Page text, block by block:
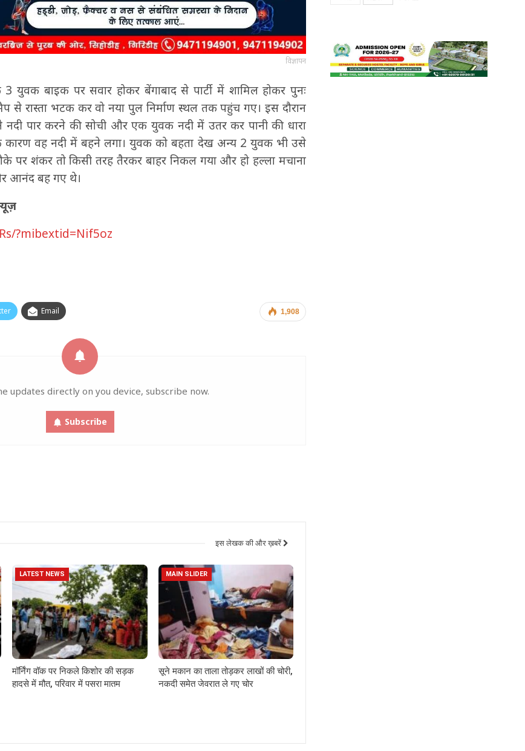
विज्ञापन
युवक बाइक पर सवार होकर बेंगाबाद से पार्टी में शामिल होकर पुनः
मैप से रास्ता भटक कर वो नया पुल निर्माण स्थल तक पहुंच गए। इस दौरान
नदी पार करने की सोची और एक युवक नदी में उतर कर पानी की धारा
कारण वह नदी में बहने लगा। युवक को बहता देख अन्य 2 युवक भी उसे
पर शंकर तो किसी तरह तैरकर बाहर निकल गया और हो हल्ला मचाना
आनंद बह गए थे।
?mibextid=Nif5oz
1,908
Email
updates directly on you device, subscribe now.
Subscribe
इस लेखक की और ख़बरें
LATEST NEWS
मॉर्निंग वॉक पर निकले किशोर की सड़क
हादसे में मौत, परिवार में पसरा मातम
MAIN SLIDER
सूने मकान का ताला तोड़कर लाखों की चोरी,
नकदी समेत जेवरात ले गए चोर